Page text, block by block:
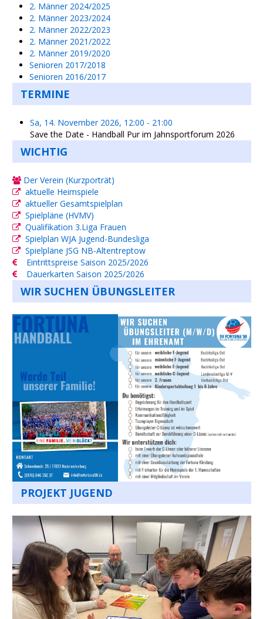
2. Männer 2024/2025
2. Männer 2023/2024
2. Männer 2022/2023
2. Männer 2021/2022
2. Männer 2019/2020
Senioren 2017/2018
Senioren 2016/2017
TERMINE
Sa, 14. November 2026, 12:00 - 21:00
Save the Date - Handball Pur im Jahnsportforum 2026
WICHTIG
Der Verein (Kurzporträt)
aktuelle Heimspiele
aktueller Gesamtspielplan
Spielpläne (HVMV)
Qualifikation 3.Liga Frauen
Spielplan WJA Jugend-Bundesliga
Spielpläne JSG NB-Altentreptow
Eintrittspreise Saison 2025/2026
Dauerkarten Saison 2025/2026
WIR SUCHEN ÜBUNGSLEITER
PROJEKT JUGEND